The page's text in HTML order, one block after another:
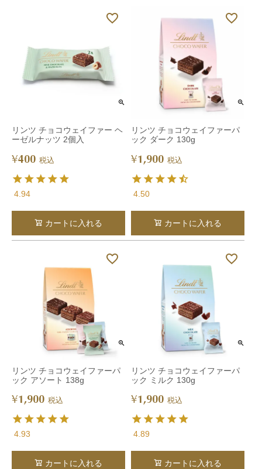
リンツ チョコウェイファー ヘ
ーゼルナッツ 2個入
¥400 税込
4.94
カートに入れる
リンツ チョコウェイファーパ
ック ダーク 130g
¥1,900 税込
4.50
カートに入れる
リンツ チョコウェイファーパ
ック アソート 138g
¥1,900 税込
4.93
カートに入れる
リンツ チョコウェイファーパ
ック ミルク 130g
¥1,900 税込
4.89
カートに入れる